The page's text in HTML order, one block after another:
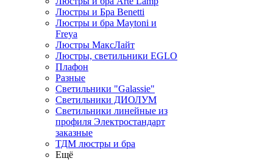
Люстры и Бра Benetti
Люстры и бра Maytoni и
Freya
Люстры МаксЛайт
Люстры, светильники EGLO
Плафон
Разные
Светильники "Galassie"
Светильники ДИОЛУМ
Светильники линейные из
профиля Электростандарт
заказные
ТДМ люстры и бра
Ещё